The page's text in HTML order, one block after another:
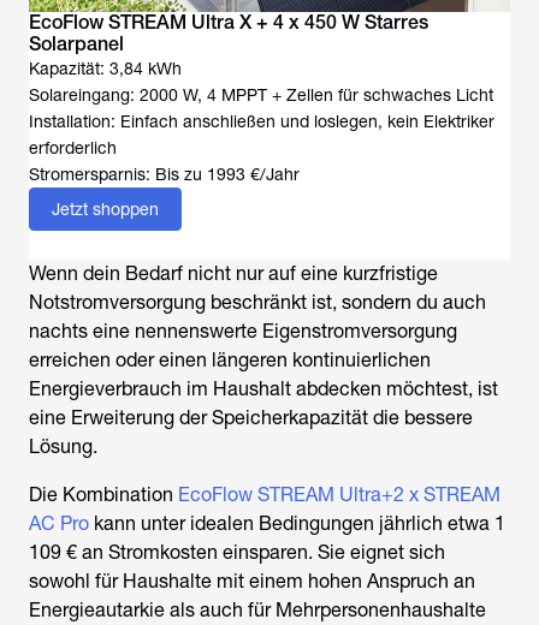
EcoFlow STREAM Ultra X + 4 x 450 W Starres
Solarpanel
Kapazität: 3,84 kWh
Solareingang: 2000 W, 4 MPPT + Zellen für schwaches Licht
Installation: Einfach anschließen und loslegen, kein Elektriker
erforderlich
Stromersparnis: Bis zu 1993 €/Jahr
Jetzt shoppen
Wenn dein Bedarf nicht nur auf eine kurzfristige
Notstromversorgung beschränkt ist, sondern du auch
nachts eine nennenswerte Eigenstromversorgung
erreichen oder einen längeren kontinuierlichen
Energieverbrauch im Haushalt abdecken möchtest, ist
eine Erweiterung der Speicherkapazität die bessere
Lösung.
Die Kombination EcoFlow STREAM Ultra+2 x STREAM
AC Pro kann unter idealen Bedingungen jährlich etwa 1
109 € an Stromkosten einsparen. Sie eignet sich
sowohl für Haushalte mit einem hohen Anspruch an
Energieautarkie als auch für Mehrpersonenhaushalte